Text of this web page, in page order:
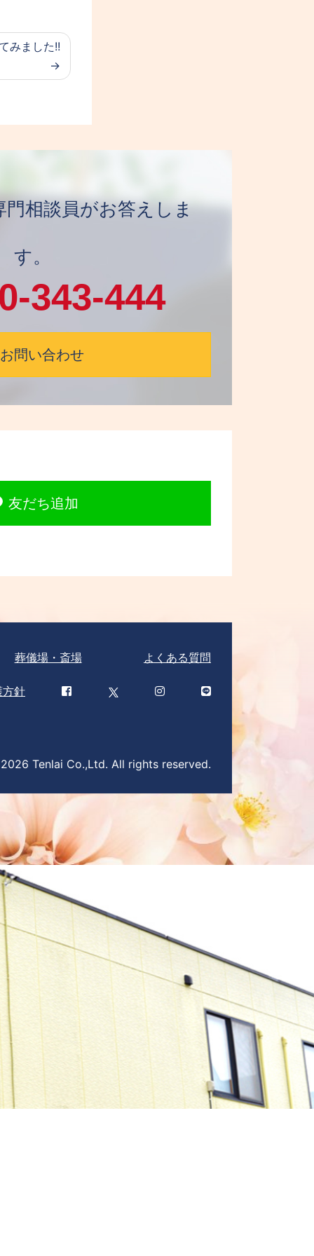
みました!!
相談員がお答えしま
す。
343-444
お問い合わせ
友だち追加
葬儀場・斎場 よくある質問
方針
Tenlai Co.,Ltd. All rights reserved.